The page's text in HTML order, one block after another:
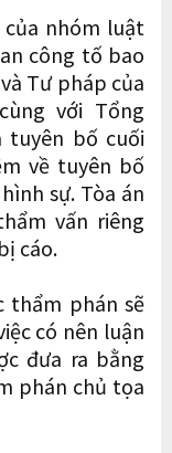
nhóm luật
công tố bao
Tư pháp của
với Tổng
tuyên bố cuối
về tuyên bố
sự. Tòa án
vấn riêng
cáo.
thẩm phán sẽ
có nên luận
đưa ra bằng
phán chủ tọa